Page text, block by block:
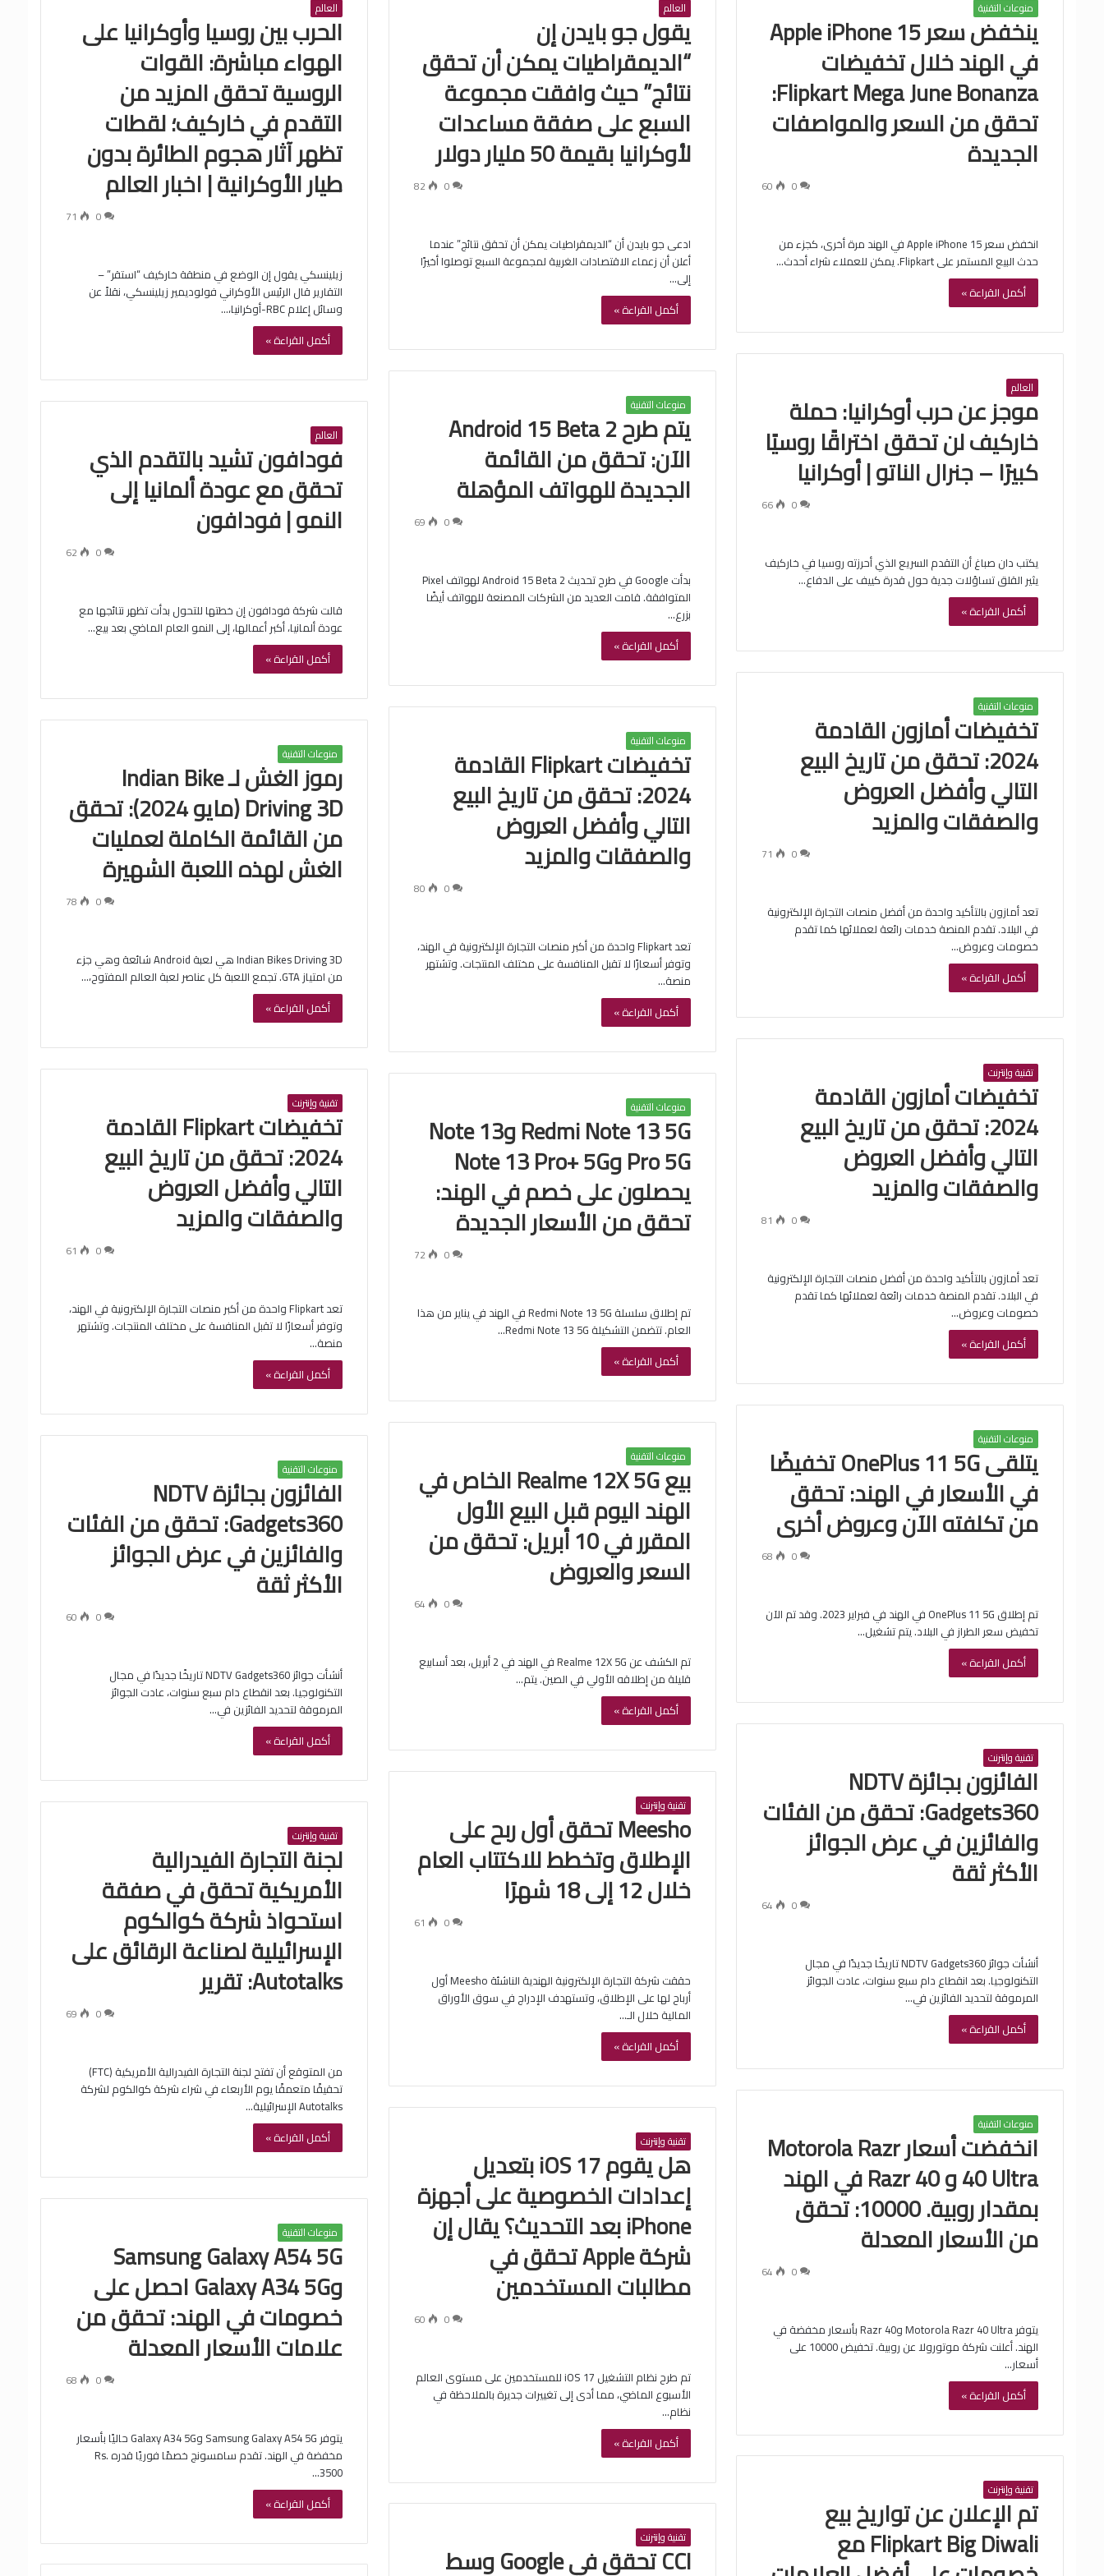
منوعات التقنية
ينخفض ​​سعر Apple iPhone 15
في الهند خلال تخفيضات
Flipkart Mega June Bonanza:
تحقق من السعر والمواصفات
الجديدة
0
60
انخفض سعر Apple iPhone 15 في الهند مرة أخرى، كجزء من
حدث البيع المستمر على Flipkart. يمكن للعملاء شراء أحدث…
أكمل القراءة »
العالم
يقول جو بايدن إن
“الديمقراطيات يمكن أن تحقق
نتائج” حيث وافقت مجموعة
السبع على صفقة مساعدات
لأوكرانيا بقيمة 50 مليار دولار
0
82
ادعى جو بايدن أن “الديمقراطيات يمكن أن تحقق نتائج” عندما
أعلن أن زعماء الاقتصادات الغربية لمجموعة السبع توصلوا أخيرًا
إلى…
أكمل القراءة »
العالم
الحرب بين روسيا وأوكرانيا على
الهواء مباشرة: القوات
الروسية تحقق المزيد من
التقدم في خاركيف؛ لقطات
تظهر آثار هجوم الطائرة بدون
طيار الأوكرانية | اخبار العالم
0
71
زيلينسكي يقول إن الوضع في منطقة خاركيف “استقر” –
التقارير قال الرئيس الأوكراني فولوديمير زيلينسكي، نقلاً عن
وسائل إعلام RBC-أوكرانيا،…
أكمل القراءة »
العالم
موجز عن حرب أوكرانيا: حملة
خاركيف لن تحقق اختراقًا روسيًا
كبيرًا – جنرال الناتو | أوكرانيا
0
66
يكتب دان صباغ أن التقدم السريع الذي أحرزته روسيا في خاركيف
يثير القلق تساؤلات جدية حول قدرة كييف على الدفاع…
أكمل القراءة »
منوعات التقنية
يتم طرح Android 15 Beta 2
الآن: تحقق من القائمة
الجديدة للهواتف المؤهلة
0
69
بدأت Google في طرح تحديث Android 15 Beta 2 لهواتف Pixel
المتوافقة. قامت العديد من الشركات المصنعة للهواتف أيضًا
بزرع…
أكمل القراءة »
العالم
فودافون تشيد بالتقدم الذي
تحقق مع عودة ألمانيا إلى
النمو | فودافون
0
62
قالت شركة فودافون إن خطتها للتحول بدأت تظهر نتائجها مع
عودة ألمانيا، أكبر أعمالها، إلى النمو العام الماضي بعد بيع…
أكمل القراءة »
منوعات التقنية
تخفيضات أمازون القادمة
2024: تحقق من تاريخ البيع
التالي وأفضل العروض
والصفقات والمزيد
0
71
تعد أمازون بالتأكيد واحدة من أفضل منصات التجارة الإلكترونية
في البلاد. تقدم المنصة خدمات رائعة لعملائها كما تقدم
خصومات وعروض…
أكمل القراءة »
منوعات التقنية
تخفيضات Flipkart القادمة
2024: تحقق من تاريخ البيع
التالي وأفضل العروض
والصفقات والمزيد
0
80
تعد Flipkart واحدة من أكبر منصات التجارة الإلكترونية في الهند،
وتوفر أسعارًا لا تقبل المنافسة على مختلف المنتجات. وتشتهر
منصة…
أكمل القراءة »
منوعات التقنية
رموز الغش لـ Indian Bike
Driving 3D (مايو 2024): تحقق
من القائمة الكاملة لعمليات
الغش لهذه اللعبة الشهيرة
0
78
Indian Bikes Driving 3D هي لعبة Android شائعة وهي جزء
من امتياز GTA. تجمع اللعبة كل عناصر لعبة العالم المفتوح،…
أكمل القراءة »
تقنية وإنترنت
تخفيضات أمازون القادمة
2024: تحقق من تاريخ البيع
التالي وأفضل العروض
والصفقات والمزيد
0
81
تعد أمازون بالتأكيد واحدة من أفضل منصات التجارة الإلكترونية
في البلاد. تقدم المنصة خدمات رائعة لعملائها كما تقدم
خصومات وعروض…
أكمل القراءة »
تقنية وإنترنت
تخفيضات Flipkart القادمة
2024: تحقق من تاريخ البيع
التالي وأفضل العروض
والصفقات والمزيد
0
61
تعد Flipkart واحدة من أكبر منصات التجارة الإلكترونية في الهند،
وتوفر أسعارًا لا تقبل المنافسة على مختلف المنتجات. وتشتهر
منصة…
أكمل القراءة »
منوعات التقنية
Redmi Note 13 5G وNote 13
Pro 5G وNote 13 Pro+ 5G
يحصلون على خصم في الهند:
تحقق من الأسعار الجديدة
0
72
تم إطلاق سلسلة Redmi Note 13 5G في الهند في يناير من هذا
العام. تتضمن التشكيلة Redmi Note 13 5G…
أكمل القراءة »
منوعات التقنية
يتلقى OnePlus 11 5G تخفيضًا
في الأسعار في الهند: تحقق
من تكلفته الآن وعروض أخرى
0
68
تم إطلاق OnePlus 11 5G في الهند في فبراير 2023. وقد تم الآن
تخفيض سعر الطراز في البلاد. يتم تشغيل…
أكمل القراءة »
منوعات التقنية
بيع Realme 12X 5G الخاص في
الهند اليوم قبل البيع الأول
المقرر في 10 أبريل: تحقق من
السعر والعروض
0
64
تم الكشف عن Realme 12X 5G في الهند في 2 أبريل، بعد أسابيع
قليلة من إطلاقه الأولي في الصين. يتم…
أكمل القراءة »
منوعات التقنية
الفائزون بجائزة NDTV
Gadgets360: تحقق من الفئات
والفائزين في عرض الجوائز
الأكثر ثقة
0
60
أنشأت جوائز NDTV Gadgets360 تاريخًا جديدًا في مجال
التكنولوجيا. بعد انقطاع دام سبع سنوات، عادت الجوائز
المرموقة لتحديد الفائزين في…
أكمل القراءة »
تقنية وإنترنت
الفائزون بجائزة NDTV
Gadgets360: تحقق من الفئات
والفائزين في عرض الجوائز
الأكثر ثقة
0
64
أنشأت جوائز NDTV Gadgets360 تاريخًا جديدًا في مجال
التكنولوجيا. بعد انقطاع دام سبع سنوات، عادت الجوائز
المرموقة لتحديد الفائزين في…
أكمل القراءة »
تقنية وإنترنت
Meesho تحقق أول ربح على
الإطلاق وتخطط للاكتتاب العام
خلال 12 إلى 18 شهرًا
0
61
حققت شركة التجارة الإلكترونية الهندية الناشئة Meesho أول
أرباح لها على الإطلاق، وتستهدف الإدراج في سوق الأوراق
المالية خلال الـ…
أكمل القراءة »
تقنية وإنترنت
لجنة التجارة الفيدرالية
الأمريكية تحقق في صفقة
استحواذ شركة كوالكوم
الإسرائيلية لصناعة الرقائق على
Autotalks: تقرير
0
69
من المتوقع أن تفتح لجنة التجارة الفيدرالية الأمريكية (FTC)
تحقيقًا متعمقًا يوم الأربعاء في شراء شركة كوالكوم لشركة
Autotalks الإسرائيلية…
أكمل القراءة »
منوعات التقنية
انخفضت أسعار Motorola Razr
40 Ultra و Razr 40 في الهند
بمقدار روبية. 10000: تحقق
من الأسعار المعدلة
0
64
يتوفر Motorola Razr 40 Ultra وRazr 40 بأسعار مخفضة في
الهند. أعلنت شركة موتورولا عن روبية. تخفيض 10000 على
أسعار…
أكمل القراءة »
تقنية وإنترنت
هل يقوم iOS 17 بتعديل
إعدادات الخصوصية على أجهزة
iPhone بعد التحديث؟ يقال إن
شركة Apple تحقق في
مطالبات المستخدمين
0
60
تم طرح نظام التشغيل iOS 17 للمستخدمين على مستوى العالم
الأسبوع الماضي، مما أدى إلى تغييرات جديرة بالملاحظة في
نظام…
أكمل القراءة »
منوعات التقنية
Samsung Galaxy A54 5G
وGalaxy A34 5G احصل على
خصومات في الهند: تحقق من
علامات الأسعار المعدلة
0
68
يتوفر Samsung Galaxy A54 5G وGalaxy A34 5G حاليًا بأسعار
مخفضة في الهند. تقدم سامسونج خصمًا فوريًا قدره Rs.
3500…
أكمل القراءة »
تقنية وإنترنت
تم الإعلان عن تواريخ بيع
Flipkart Big Diwali مع تقنية وإنترنت
CCI تحقق في Google وسط